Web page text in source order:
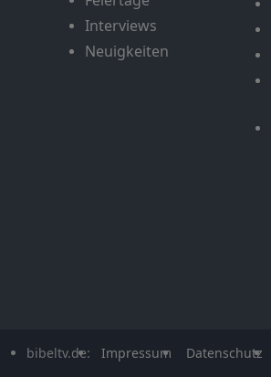
Interviews
Neuigkeiten
bibeltv.de: Impressum Datenschutz